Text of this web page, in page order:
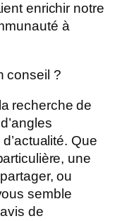
enrichir notre
à
conseil ?
recherche de
Que
une
ou
semble
de